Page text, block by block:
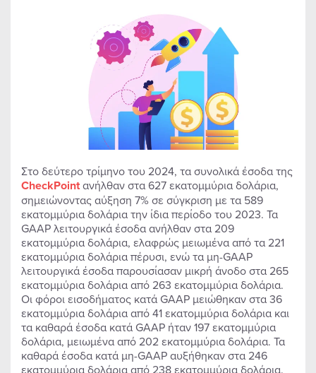
Στο δεύτερο τρίμηνο του 2024, τα συνολικά έσοδα της
CheckPointανήλθαν στα 627 εκατομμύρια δολάρια,
σημειώνοντας αύξηση 7% σε σύγκριση με τα 589
εκατομμύρια δολάρια την ίδια περίοδο του 2023. Τα
GAAP λειτουργικά έσοδα ανήλθαν στα 209
εκατομμύρια δολάρια, ελαφρώς μειωμένα από τα 221
εκατομμύρια δολάρια πέρυσι, ενώ τα μη-GAAP
λειτουργικά έσοδα παρουσίασαν μικρή άνοδο στα 265
εκατομμύρια δολάρια από 263 εκατομμύρια δολάρια.
Οι φόροι εισοδήματος κατά GAAP μειώθηκαν στα 36
εκατομμύρια δολάρια από 41 εκατομμύρια δολάρια και
τα καθαρά έσοδα κατά GAAP ήταν 197 εκατομμύρια
δολάρια, μειωμένα από 202 εκατομμύρια δολάρια. Τα
καθαρά έσοδα κατά μη-GAAP αυξήθηκαν στα 246
εκατομμύρια δολάρια από 238 εκατομμύρια δολάρια.